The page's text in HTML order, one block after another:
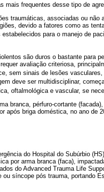
mais frequentes desse tipo de
traumáticas, associadas ou não
devido a fatores como as
estabelecidos para o manejo de
são duros o bastante para
avaliação criteriosa,
sem sinais de lesões
deve ser multidisciplinar,
oftalmológica e vascular, se
branca, pérfuro-cortante (facada),
após briga doméstica, no ano de
do Hospital do Subúrbio
por arma branca (faca),
do Advanced Trauma Life
síncope pós trauma, portando